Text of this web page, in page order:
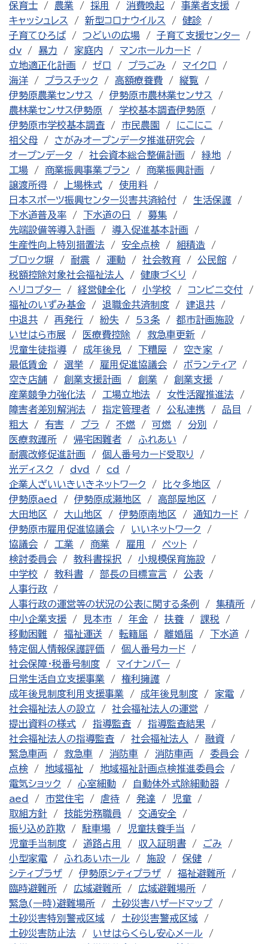
保育士
農業 採用 消費喚起
事業者支援
キャッシュレス
新型コロナウイルス
健診
子育てひろば
つどいの広場
子育て支援センター
dv
暴力 家庭内
マンホールカード
立地適正化計画
ゼロ プラごみ
マイクロ
海洋
プラスチック 高額療養費
縦覧
伊勢原農業センサス
伊勢原市農林業センサス
農林業センサス伊勢原
学校基本調査伊勢原
伊勢原市学校基本調査
市民農園
にこにこ
祖父母
さがみオープンデータ推進研究会
オープンデータ
社会資本総合整備計画
緑地
工場
商業振興事業プラン
商業振興計画
譲渡所得
上場株式
使用料
日本スポーツ振興センター災害共済給付
生活保護
下水道普及率
下水道の日
募集
先端設備等導入計画
導入促進基本計画
生産性向上特別措置法
安全点検
組積造
ブロック塀
耐震 運動 社会教育
公民館
税額控除対象社会福祉法人
健康づくり
ヘリコプター
経営健全化 小学校
コンビニ交付
福祉のいずみ基金
退職金共済制度
建退共
中退共
再発行 紛失 53条
都市計画施設
いせはら市展
医療費控除
救急車更新
児童生徒指導
成年後見 下糟屋
空き家
最低賃金
選挙 雇用促進協議会
ボランティア
空き店舗
創業支援計画 創業
創業支援
産業競争力強化法
工場立地法
女性活躍推進法
障害者差別解消法
指定管理者 公私連携
品目
粗大
有害 プラ 不燃 可燃
分別
医療救護所
帰宅困難者
ふれあい
耐震改修促進計画
個人番号カード受取り
光ディスク
dvd
cd
企業人ざいいきいきネットワーク
比々多地区
伊勢原aed
伊勢原成瀬地区
高部屋地区
大田地区
大山地区 伊勢原南地区
通知カード
伊勢原市雇用促進協議会
いいネットワーク
協議会
工業 商業 雇用
ペット
検討委員会
教科書採択
小規模保育施設
中学校
教科書 部長の目標宣言
公表
人事行政
人事行政の運営等の状況の公表に関する条例
集積所
中小企業支援
見本市 年金 扶養
課税
移動困難
福祉運送 転籍届 離婚届
下水道
特定個人情報保護評価
個人番号カード
社会保障・税番号制度
マイナンバー
日常生活自立支援事業
権利擁護
成年後見制度利用支援事業
成年後見制度
家電
社会福祉法人の設立
社会福祉法人の運営
提出資料の様式
指導監査
指導監査結果
社会福祉法人の指導監査
社会福祉法人
融資
緊急車両
救急車 消防車 消防車両
委員会
点検
地域福祉
地域福祉計画点検推進委員会
電気ショック
心室細動
自動体外式除細動器
aed
市営住宅 虐待 発達
児童
取組方針
技能労務職員
交通安全
振り込め詐欺
駐車場
児童扶養手当
児童手当制度
道路占用 収入証明書
ごみ
小型家電
ふれあいホール 施設
保健
シティプラザ
伊勢原シティプラザ
福祉避難所
臨時避難所
広域避難所
広域避難場所
緊急(一時)避難場所
土砂災害ハザードマップ
土砂災害特別警戒区域
土砂災害警戒区域
土砂災害防止法
いせはらくらし安心メール